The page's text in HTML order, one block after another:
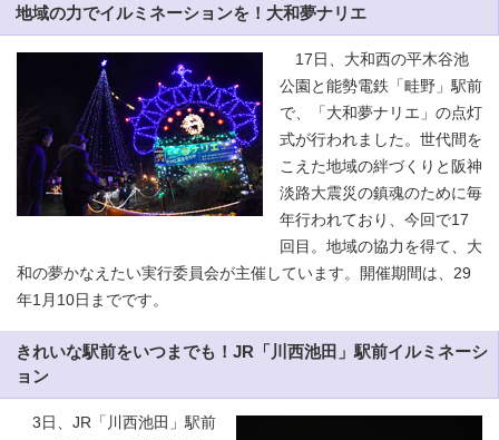
地域の力でイルミネーションを！大和夢ナリエ
17日、大和西の平木谷池
公園と能勢電鉄「畦野」駅前
で、「大和夢ナリエ」の点灯
式が行われました。世代間を
こえた地域の絆づくりと阪神
淡路大震災の鎮魂のために毎
年行われており、今回で17
回目。地域の協力を得て、大
和の夢かなえたい実行委員会が主催しています。開催期間は、29
年1月10日までです。
きれいな駅前をいつまでも！JR「川西池田」駅前イルミネーシ
ョン
3日、JR「川西池田」駅前